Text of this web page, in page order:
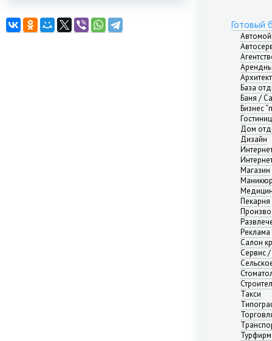
Казань
Калининград
Готовый
База
Баня /
Бизнес
Дом
Дизайн
Магазин
Пекарня
Реклама
Салон
Сервис /
Такси